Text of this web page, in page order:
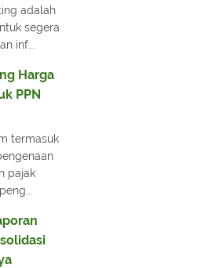
adalah
segera
inf...
Harga
PPN
termasuk
pajak